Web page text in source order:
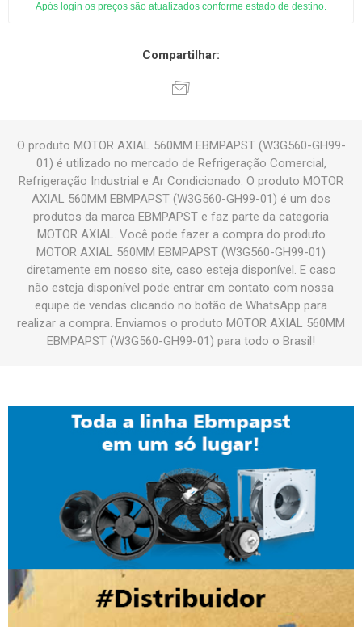
Após login os preços são atualizados conforme estado de destino.
Compartilhar:
O produto MOTOR AXIAL 560MM EBMPAPST (W3G560-GH99-
01) é utilizado no mercado de Refrigeração Comercial,
Refrigeração Industrial e Ar Condicionado. O produto MOTOR
AXIAL 560MM EBMPAPST (W3G560-GH99-01) é um dos
produtos da marca EBMPAPST e faz parte da categoria
MOTOR AXIAL. Você pode fazer a compra do produto
MOTOR AXIAL 560MM EBMPAPST (W3G560-GH99-01)
diretamente em nosso site, caso esteja disponível. E caso
não esteja disponível pode entrar em contato com nossa
equipe de vendas clicando no botão de WhatsApp para
realizar a compra. Enviamos o produto MOTOR AXIAL 560MM
EBMPAPST (W3G560-GH99-01) para todo o Brasil!